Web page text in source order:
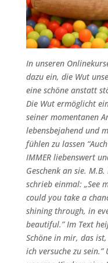
In unseren
dazu ein, die Wut
eine schöne anstatt
Die Wut ermöglicht
seiner momentanen
lebensbejahend und
fühlen zu lassen
IMMER liebenswert
Geschenk an sie. M.B.
schrieb einmal: „See
could you take a
shining through, in
beautiful.”Im Text
Schöne in mir, das
ich versuche zu sein.”